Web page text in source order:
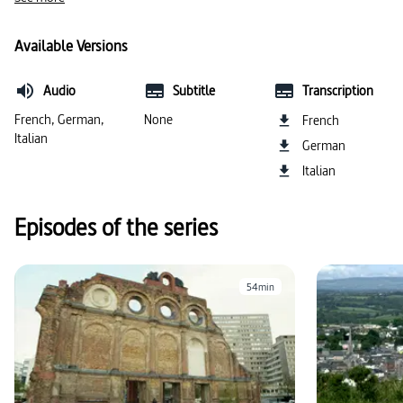
Available Versions
Audio
French, German,
Italian
Subtitle
None
Transcription
French
German
Italian
Episodes of the series
54min